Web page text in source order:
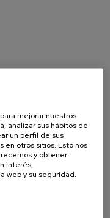
mejorar nuestros
analizar sus hábitos de
un perfil de sus
en otros sitios. Esto nos
y obtener
interés,
web y su seguridad.